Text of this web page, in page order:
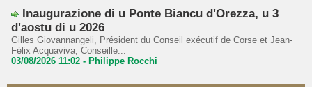
Inaugurazione di u Ponte Biancu d'Orezza, u 3
d'aostu di u 2026
Gilles Giovannangeli, Président du Conseil exécutif de Corse et Jean-
Félix Acquaviva, Conseille...
03/08/2026 11:02 - Philippe Rocchi